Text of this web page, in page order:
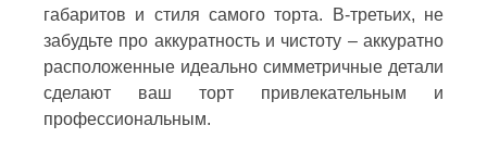
габаритов и стиля самого торта. В-третьих, не
забудьте про аккуратность и чистоту – аккуратно
расположенные идеально симметричные детали
сделают ваш торт привлекательным и
профессиональным.